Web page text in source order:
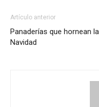
Artículo anterior
Panaderías que hornean la
Navidad